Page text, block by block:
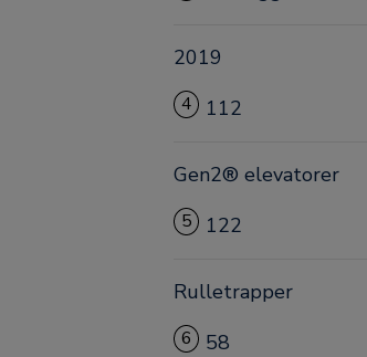
2019
4 112
Gen2® elevatorer
5 122
Rulletrapper
6 58